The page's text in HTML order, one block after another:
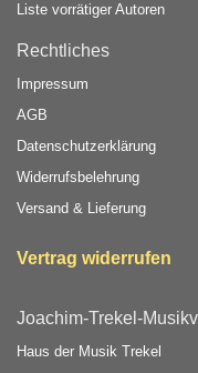
Liste vorrätiger Autoren
Rechtliches
Impressum
AGB
Datenschutzerklärung
Widerrufsbelehrung
Versand & Lieferung
Vertrag widerrufen
Joachim-Trekel-
Haus der Musik Trekel